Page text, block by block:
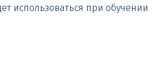
использоваться при обучении